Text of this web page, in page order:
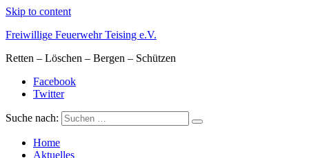
Skip to content
Freiwillige Feuerwehr Teising e.V.
Retten – Löschen – Bergen – Schützen
Facebook
Twitter
Suche nach:
Home
Aktuelles